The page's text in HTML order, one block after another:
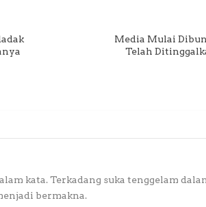
Media Mulai
Telah
kata. Terkadang suka tenggelam
bermakna.